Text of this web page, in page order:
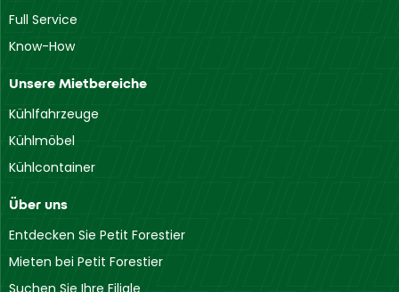
Full Service
Know-How
Unsere Mietbereiche
Kühlfahrzeuge
Kühlmöbel
Kühlcontainer
Über uns
Entdecken Sie Petit Forestier
Mieten bei Petit Forestier